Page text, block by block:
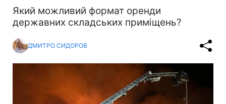
Який можливий формат оренди
державних складських приміщень?
ДМИТРО СИДОРОВ